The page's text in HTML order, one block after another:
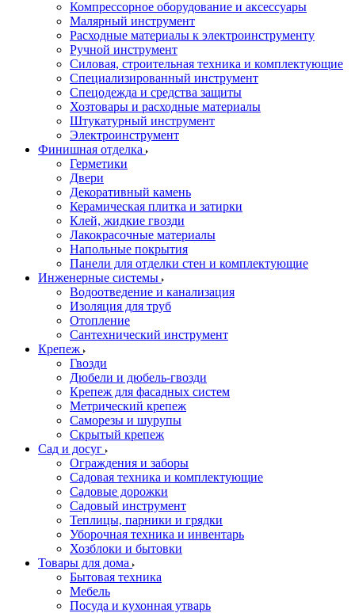
Компрессорное оборудование и аксессуары
Малярный инструмент
Расходные материалы к электроинструменту
Ручной инструмент
Силовая, строительная техника и комплектующие
Специализированный инструмент
Спецодежда и средства защиты
Хозтовары и расходные материалы
Штукатурный инструмент
Электроинструмент
Финишная отделка
Герметики
Двери
Декоративный камень
Керамическая плитка и затирки
Клей, жидкие гвозди
Лакокрасочные материалы
Напольные покрытия
Панели для отделки стен и комплектующие
Инженерные системы
Водоотведение и канализация
Изоляция для труб
Отопление
Сантехнический инструмент
Крепеж
Гвозди
Дюбели и дюбель-гвозди
Крепеж для фасадных систем
Метрический крепеж
Саморезы и шурупы
Скрытый крепеж
Сад и досуг
Ограждения и заборы
Садовая техника и комплектующие
Садовые дорожки
Садовый инструмент
Теплицы, парники и грядки
Уборочная техника и инвентарь
Хозблоки и бытовки
Товары для дома
Бытовая техника
Мебель
Посуда и кухонная утварь